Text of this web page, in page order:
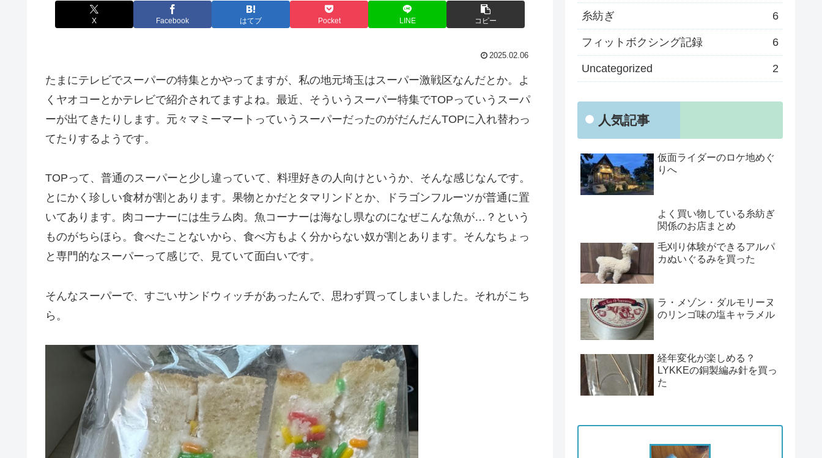
X Facebook はてブ Pocket LINE コピー
2025.02.06
たまにテレビでスーパーの特集とかやってますが、私の地元埼玉はスーパー激戦区なんだとか。よ
くヤオコーとかテレビで紹介されてますよね。最近、そういうスーパー特集でTOPっていうスーパ
ーが出てきたりします。元々マミーマートっていうスーパーだったのがだんだんTOPに入れ替わっ
てたりするようです。
TOPって、普通のスーパーと少し違っていて、料理好きの人向けというか、そんな感じなんです。
とにかく珍しい食材が割とあります。果物とかだとタマリンドとか、ドラゴンフルーツが普通に置
いてあります。肉コーナーには生ラム肉。魚コーナーは海なし県なのになぜこんな魚が…？という
ものがちらほら。食べたことないから、食べ方もよく分からない奴が割とあります。そんなちょっ
と専門的なスーパーって感じで、見ていて面白いです。
そんなスーパーで、すごいサンドウィッチがあったんで、思わず買ってしまいました。それがこち
ら。
糸紡ぎ 6
フィットボクシング記録 6
Uncategorized 2
人気記事
仮面ライダーのロケ地めぐ
りへ
よく買い物している糸紡ぎ
関係のお店まとめ
毛刈り体験ができるアルパ
カぬいぐるみを買った
ラ・メゾン・ダルモリーヌ
のリンゴ味の塩キャラメル
経年変化が楽しめる？
LYKKEの銅製編み針を買っ
た